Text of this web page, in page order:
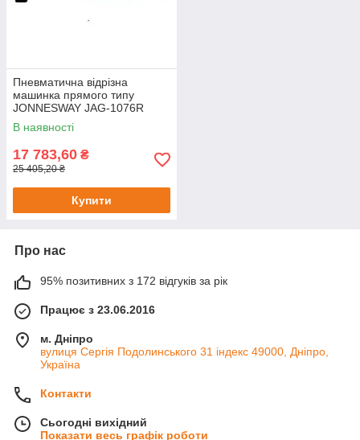
Пневматична відрізна
машинка прямого типу
JONNESWAY JAG-1076R
В наявності
17 783,60 ₴
25 405,20 ₴
Купити
Про нас
95% позитивних з 172 відгуків за рік
Працює з 23.06.2016
м. Дніпро
вулиця Сергія Подолинського 31 індекс 49000, Дніпро,
Україна
Контакти
Сьогодні вихідний
Показати весь графік роботи